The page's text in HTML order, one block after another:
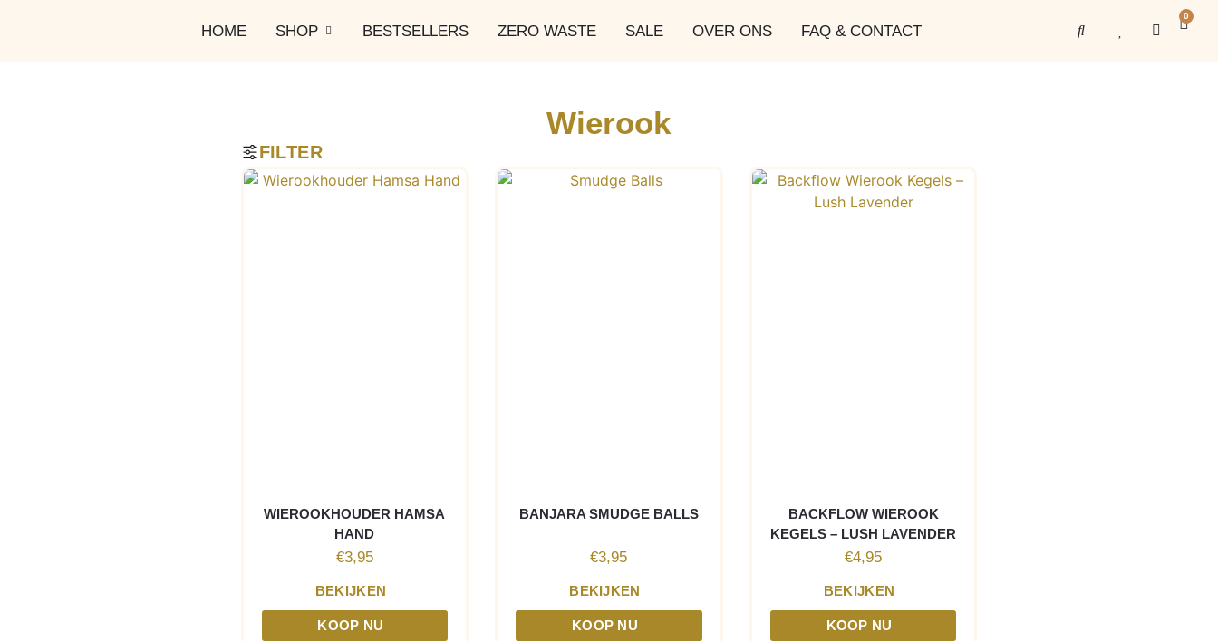
HOME SHOP BESTSELLERS ZERO WASTE SALE OVER ONS FAQ & CONTACT
0
Wierook
FILTER
WIEROOKHOUDER HAMSA
HAND
€3,95
BEKIJKEN
KOOP NU
BANJARA SMUDGE BALLS
€3,95
BEKIJKEN
KOOP NU
BACKFLOW WIEROOK
KEGELS – LUSH LAVENDER
€4,95
BEKIJKEN
KOOP NU